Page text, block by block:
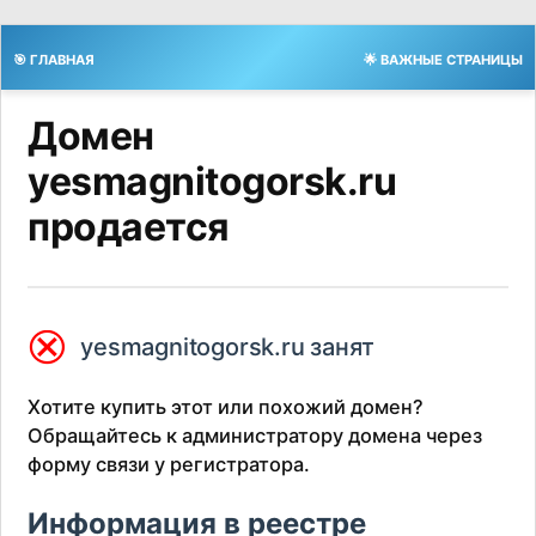
🎯 ГЛАВНАЯ 🌟 ВАЖНЫЕ СТРАНИЦЫ
Домен
yesmagnitogorsk.ru
продается
⮿ yesmagnitogorsk.ru занят
Хотите купить этот или похожий домен?
Обращайтесь к администратору домена через
форму связи у регистратора.
Информация в реестре